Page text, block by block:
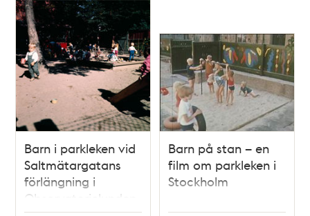
Relaterade
poster
och
teman
Barn i parkleken vid
Saltmätargatans
förlängning i
Observatorielunden
Barn på stan – en
film om parkleken i
Stockholm